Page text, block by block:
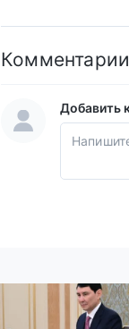
Комментарии
Добавить